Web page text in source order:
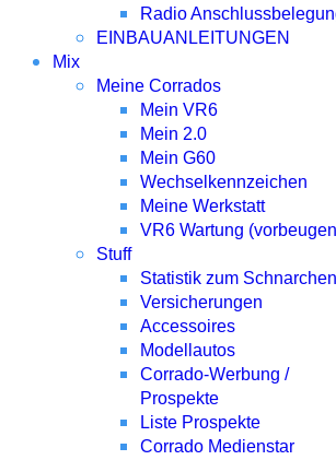
Radio
EINBAUANLEITUNGEN
Mix
Meine Corrados
Mein VR6
Mein 2.0
Mein G60
Wechselkennzeichen
Meine Werkstatt
VR6 Wartung
Stuff
Statistik zum
Versicherungen
Accessoires
Modellautos
Corrado-Werbung /
Prospekte
Liste Prospekte
Corrado Medienstar